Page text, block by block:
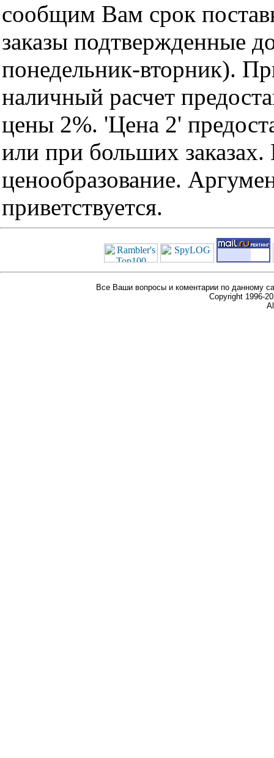
сообщим Вам срок
заказы подтвержденные
понедельник-вторник).
наличный расчет
цены 2%. 'Цена 2'
или при больших
ценообразование.
приветствуется.
Все Ваши вопросы и коментарии по данному
Copyright 1996-